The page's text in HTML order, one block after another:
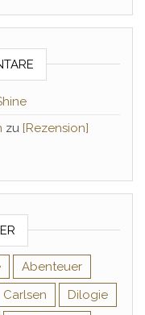
zu [Rezension]
Abenteuer
Carlsen
Dilogie